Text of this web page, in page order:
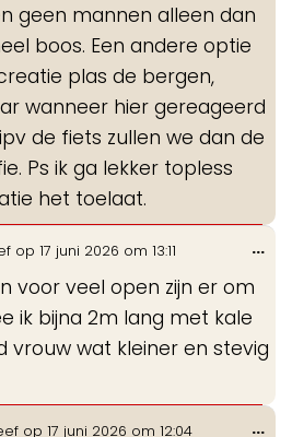
geen mannen alleen dan
boos. Een andere optie
plas de bergen,
wanneer hier gereageerd
de fiets zullen we dan de
Ps ik ga lekker topless
het toelaat.
op 17 juni 2026 om 13:11
voor veel open zijn er om
ik bijna 2m lang met kale
vrouw wat kleiner en stevig
...
op 17 juni 2026 om 12:04 ...